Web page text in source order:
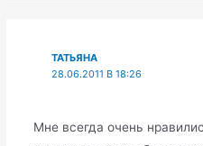
ТАТЬЯНА
28.06.2011 В 18:26
Мне всегда очень